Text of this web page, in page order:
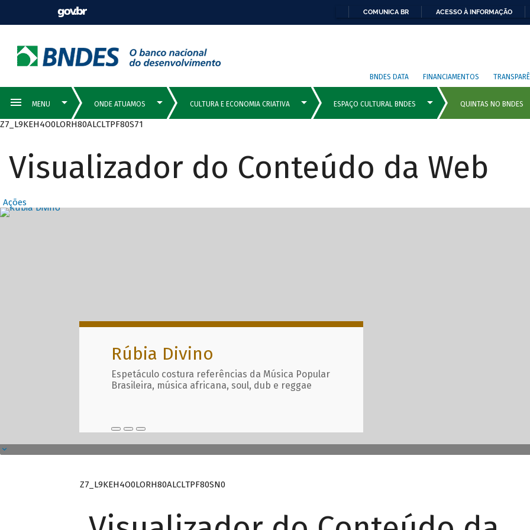
COMUNICA BR ACESSO À INFORMAÇÃO
BNDES DATA FINANCIAMENTOS
Z7_L9KEH4O0LORH80ALCLTPF80S71
Visualizador do Conteúdo da Web
Ações
Destaques Principais com
Rúbia Divino
Espetáculo costura referências da Música Popular
Brasileira, música africana, soul, dub e reggae
Z7_L9KEH4O0LORH80ALCLTPF80SN0